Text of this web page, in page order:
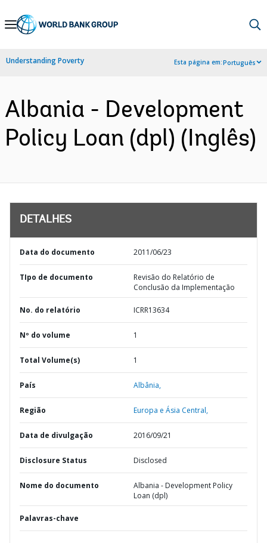
Skip
Navigation
Understanding Poverty Esta página em:Português
Albania - Development
Policy Loan (dpl) (Inglês)
DETALHES
Data do documento 2011/06/23
TIpo de documento
Revisão do Relatório de
Conclusão da Implementação
No. do relatório ICRR13634
Nº do volume 1
Total Volume(s) 1
País Albânia,
Região Europa e Ásia Central,
Data de divulgação 2016/09/21
Disclosure Status Disclosed
Nome do documento
Albania - Development Policy
Loan (dpl)
Palavras-chave